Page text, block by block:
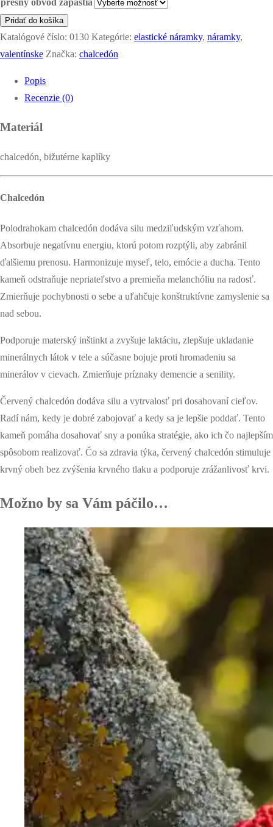
množstvo
náramok
-
Pridať do košíka
Katalógové číslo: 0130 Kategórie: elastické náramky, náramky,
valentínske Značka: chalcedón
Popis
Recenzie (0)
Materiál
chalcedón, bižutérne kaplíky
Chalcedón
Polodrahokam chalcedón dodáva silu medziľudským vzťahom.
Absorbuje negatívnu energiu, ktorú potom rozptýli, aby zabránil
ďalšiemu prenosu. Harmonizuje myseľ, telo, emócie a ducha. Tento
kameň odstraňuje nepriateľstvo a premieňa melanchóliu na radosť.
Zmierňuje pochybnosti o sebe a uľahčuje konštruktívne zamyslenie sa
nad sebou.
Podporuje materský inštinkt a zvyšuje laktáciu, zlepšuje ukladanie
minerálnych látok v tele a súčasne bojuje proti hromadeniu sa
minerálov v cievach. Zmierňuje príznaky demencie a senility.
Červený chalcedón dodáva silu a vytrvalosť pri dosahovaní cieľov.
Radí nám, kedy je dobré zabojovať a kedy sa je lepšie poddať. Tento
kameň pomáha dosahovať sny a ponúka stratégie, ako ich čo najlepším
spôsobom realizovať. Čo sa zdravia týka, červený chalcedón stimuluje
krvný obeh bez zvýšenia krvného tlaku a podporuje zrážanlivosť krvi.
Možno by sa Vám páčilo…